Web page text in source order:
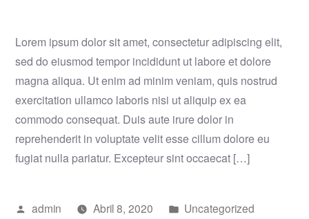
Lorem ipsum dolor sit amet, consectetur adipiscing elit,
sed do eiusmod tempor incididunt ut labore et dolore
magna aliqua. Ut enim ad minim veniam, quis nostrud
exercitation ullamco laboris nisi ut aliquip ex ea
commodo consequat. Duis aute irure dolor in
reprehenderit in voluptate velit esse cillum dolore eu
fugiat nulla pariatur. Excepteur sint occaecat […]
Publicado
admin Abril 8, 2020
Publicado
Uncategorized